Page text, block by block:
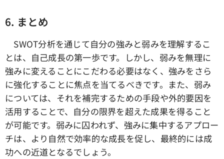
6. まとめ
SWOT分析を通じて自分の強みと弱みを理解するこ
とは、自己成長の第一歩です。しかし、弱みを無理に
強みに変えることにこだわる必要はなく、強みをさら
に強化することに焦点を当てるべきです。また、弱み
については、それを補完するための手段や外的要因を
活用することで、自分の限界を超えた成果を得ること
が可能です。弱みに囚われず、強みに集中するアプロー
チは、より自然で効率的な成長を促し、最終的には成
功への近道となるでしょう。